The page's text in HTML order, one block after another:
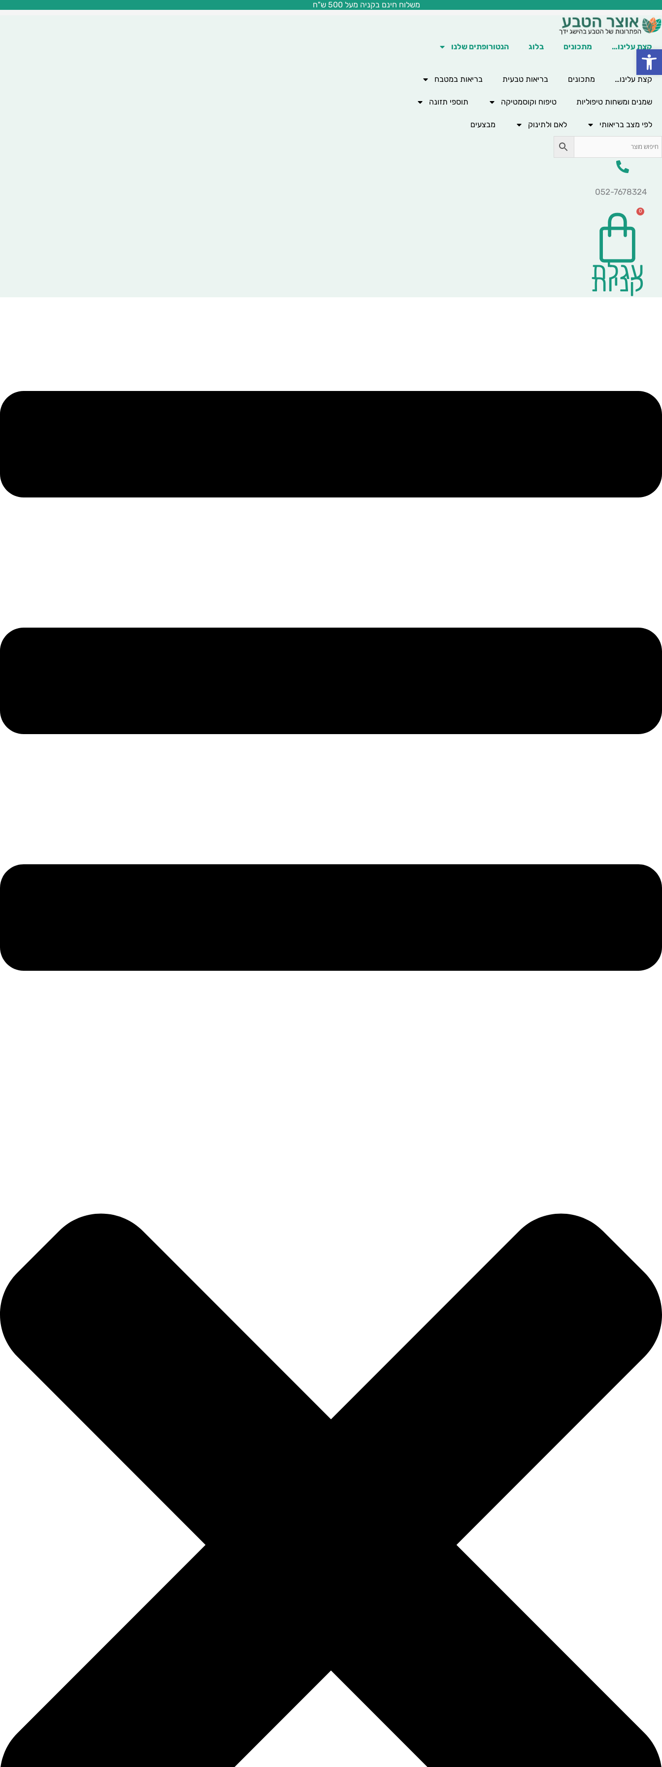
פתח סרגל נגישות
לתוכן
משלוח חינם בקניה מעל 500 ש"ח
קצת עלינו… מתכונים בלוג הנטורופתים שלנו
קצת עלינו… מתכונים בריאות טבעית בריאות במטבח
שמנים ומשחות טיפוליות טיפוח וקוסמטיקה תוספי תזונה
לפי מצב בריאותי לאם ולתינוק מבצעים
052-7678324
0
עגלת
קניות